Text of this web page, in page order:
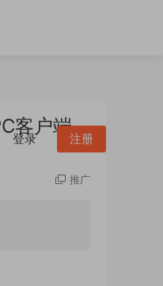
登录 注册
客户端
推广